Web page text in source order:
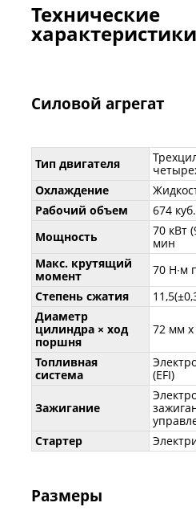
Технические
характеристики
Силовой агрегат
Тип двигателя
Охлаждение
Рабочий объем
674
Мощность
70 кВт
мин
Макс. крутящий
момент
70 Н∙м
Степень сжатия
Диаметр
цилиндра × ход
поршня
72 мм
Топливная
система
(EFI)
Зажигание
Стартер
Размеры